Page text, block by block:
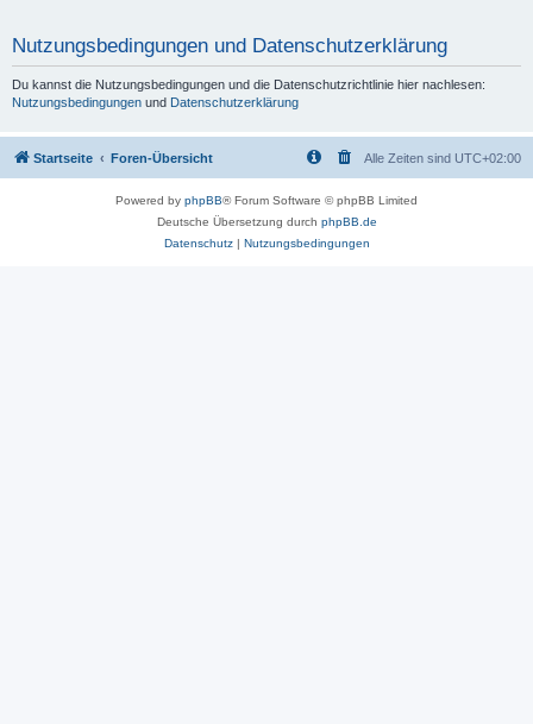
Nutzungsbedingungen und Datenschutzerklärung
Du kannst die Nutzungsbedingungen und die Datenschutzrichtlinie hier nachlesen:
Nutzungsbedingungen und Datenschutzerklärung
Startseite Foren-Übersicht Alle Zeiten sind UTC+02:00
Powered by phpBB® Forum Software © phpBB Limited
Deutsche Übersetzung durch phpBB.de
Datenschutz| Nutzungsbedingungen